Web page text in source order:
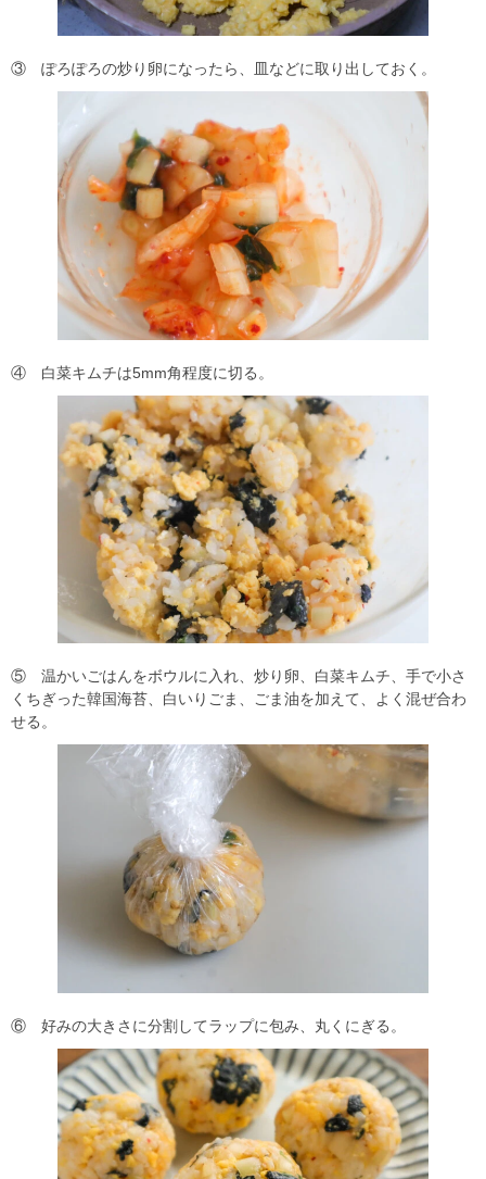
③ ぽろぽろの炒り卵になったら、皿などに取り出しておく。
④ 白菜キムチは5mm角程度に切る。
⑤ 温かいごはんをボウルに入れ、炒り卵、白菜キムチ、手で小さ
くちぎった韓国海苔、白いりごま、ごま油を加えて、よく混ぜ合わ
せる。
⑥ 好みの大きさに分割してラップに包み、丸くにぎる。